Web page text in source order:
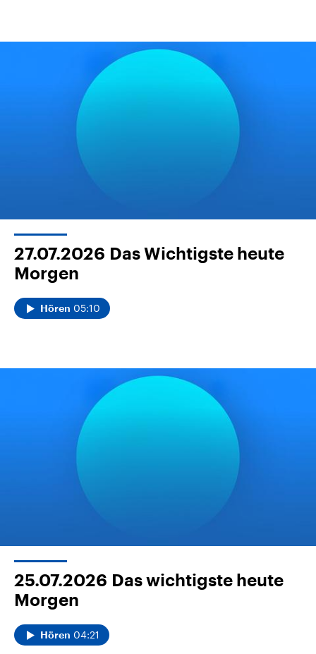
27.07.2026 Das Wichtigste heute
Morgen
Hören 05:10
25.07.2026 Das wichtigste heute
Morgen
Hören 04:21